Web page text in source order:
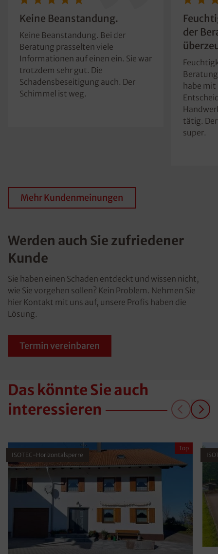
Keine Beanstandung.
Keine Beanstandung. Bei der
Beratung prasselten viele
Informationen auf einen ein. Sie war
trotzdem sehr gut. Die
Schadensbeseitigung auch. Der
Schimmel ist weg.
der
habe mit
tätig.
super.
Mehr Kundenmeinungen
Werden auch Sie zufriedener
Kunde
Sie haben einen Schaden entdeckt und wissen nicht,
wie Sie vorgehen sollen? Kein Problem. Nehmen Sie
hier Kontakt mit uns auf, unsere Profis haben die
Lösung.
Termin vereinbaren
Das könnte Sie auch
interessieren
ISOTEC-Horizontalsperre
Top